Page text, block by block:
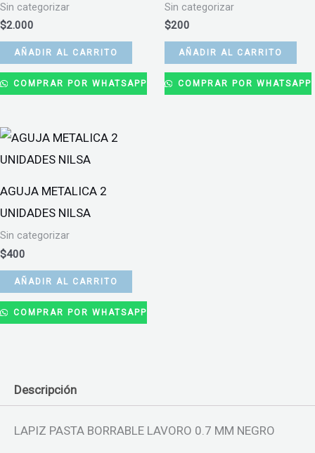
Sin categorizar
$2.000
AÑADIR AL CARRITO
COMPRAR POR WHATSAPP
Sin categorizar
$200
AÑADIR AL CARRITO
COMPRAR POR WHATSAPP
AGUJA METALICA 2
UNIDADES NILSA
Sin categorizar
$400
AÑADIR AL CARRITO
COMPRAR POR WHATSAPP
Descripción
LAPIZ PASTA BORRABLE LAVORO 0.7 MM NEGRO